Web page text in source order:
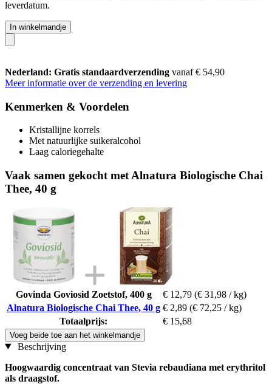
leverdatum.
In winkelmandje
Nederland: Gratis standaardverzending vanaf € 54,90
Meer informatie over de verzending en levering
Kenmerken & Voordelen
Kristallijne korrels
Met natuurlijke suikeralcohol
Laag caloriegehalte
Vaak samen gekocht met Alnatura Biologische Chai
Thee, 40 g
Govinda Goviosid Zoetstof, 400 g € 12,79 (€ 31,98 / kg)
Alnatura Biologische Chai Thee, 40 g € 2,89 (€ 72,25 / kg)
Totaalprijs:
€ 15,68
Voeg beide toe aan het winkelmandje
Beschrijving
Hoogwaardig concentraat van Stevia rebaudiana met erythritol
als draagstof.